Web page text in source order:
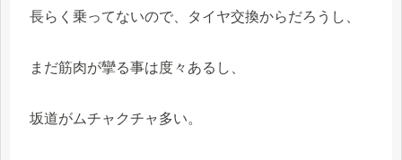
長らく乗ってないので、タイヤ交換からだろうし、
まだ筋肉が攣る事は度々あるし、
坂道がムチャクチャ多い。